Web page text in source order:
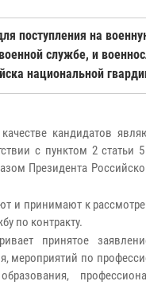
поступления на
службе, и
национальной
кандидатов
с пунктом 2
Президента
и принимают к
по контракту.
принятое
мероприятий по